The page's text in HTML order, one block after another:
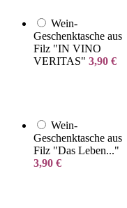
Wein-
Geschenktasche aus
Filz "IN VINO
VERITAS" 3,90 €
Wein-
Geschenktasche aus
Filz "Das Leben..."
3,90 €